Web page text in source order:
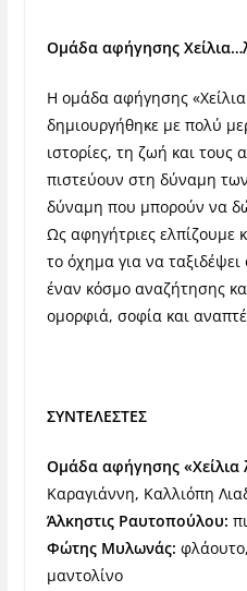
Oμάδα αφήγησης
Η ομάδα αφήγησης
δημιουργήθηκε με πολύ
ιστορίες, τη ζωή και
πιστεύουν στη δύναμη
δύναμη που μπορούν να
Ως αφηγήτριες ελπίζουμε
το όχημα για να
έναν κόσμο αναζήτησης
ομορφιά, σοφία και
ΣΥΝΤΕΛΕΣΤΕΣ
Ομάδα αφήγησης «Χείλια
Καραγιάννη, Καλλιόπη
Άλκηστις Ραυτοπούλου:
Φώτης Μυλωνάς:
μαντολίνο